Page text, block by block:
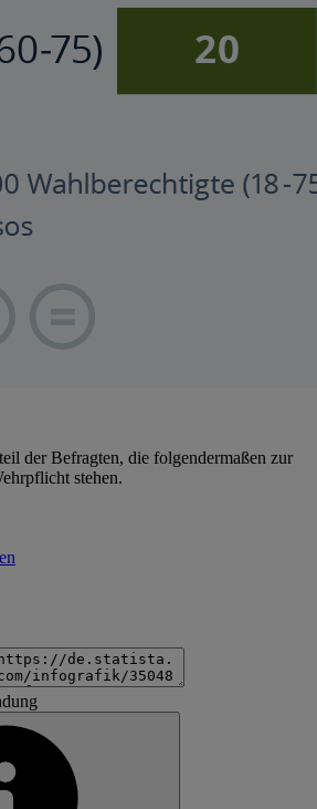
der Befragten, die folgendermaßen zur
stehen.